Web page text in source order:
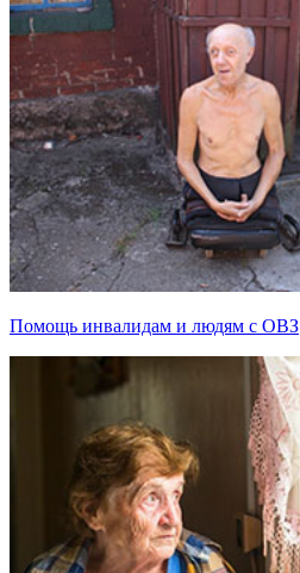
Помощь инвалидам и людям с ОВЗ